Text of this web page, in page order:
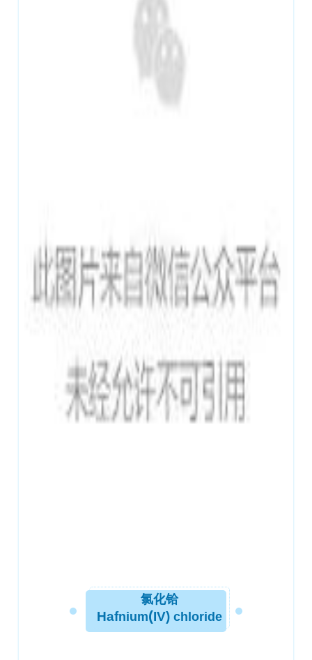
氯化铪
Hafnium(IV) chloride